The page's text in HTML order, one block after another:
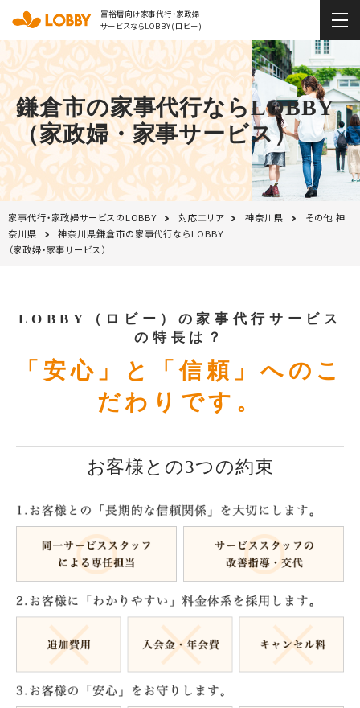
富裕層向け家事代行・家政婦
サービスならLOBBY(ロビー)
鎌倉市の家事代行ならLOBBY
（家政婦・家事サービス）
家事代行・家政婦サービスのLOBBY 対応エリア 神奈川県
その他 神
奈川県
神奈川県鎌倉市の家事代行ならLOBBY
（家政婦・家事サービス）
LOBBY（ロビー）の家事代行サービス
の特長は？
「安心」と「信頼」へのこ
だわりです。
お客様との3つの約束